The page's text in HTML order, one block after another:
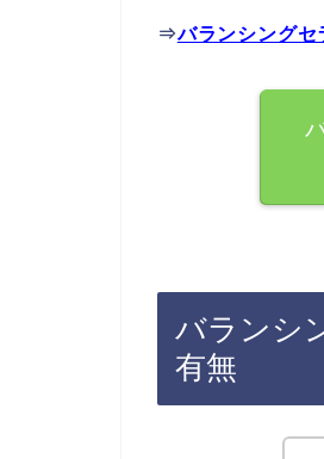
⇒バランシングセ
バランシ
有無